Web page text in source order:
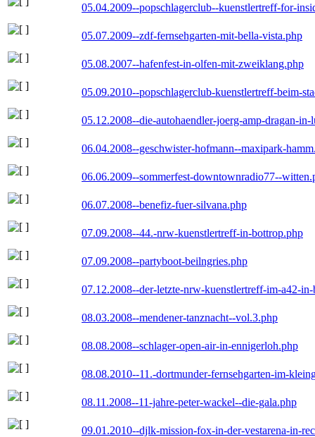
05.04.2009--popschlagerclub--kuenstlertreff-for-
05.07.2009--zdf-fernsehgarten-mit-bella-vista.php
05.08.2007--hafenfest-in-olfen-mit-zweiklang.php
05.09.2010--popschlagerclub-kuenstlertreff-beim-
05.12.2008--die-autohaendler-joerg-amp-dragan-in-
06.04.2008--geschwister-hofmann--maxipark-
06.06.2009--sommerfest-downtownradio77--
06.07.2008--benefiz-fuer-silvana.php
07.09.2008--44.-nrw-kuenstlertreff-in-bottrop.php
07.09.2008--partyboot-beilngries.php
07.12.2008--der-letzte-nrw-kuenstlertreff-im-a42-
08.03.2008--mendener-tanznacht--vol.3.php
08.08.2008--schlager-open-air-in-ennigerloh.php
08.08.2010--11.-dortmunder-fernsehgarten-im-
08.11.2008--11-jahre-peter-wackel--die-gala.php
09.01.2010--djlk-mission-fox-in-der-vestarena-in-